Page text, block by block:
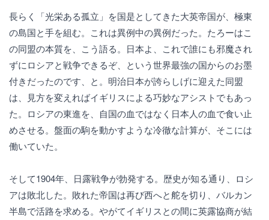
長らく「光栄ある孤立」を国是としてきた大英帝国が、極東
の島国と手を組む。これは異例中の異例だった。たろーはこ
の同盟の本質を、こう語る。日本よ、これで誰にも邪魔され
ずにロシアと戦争できるぞ、という世界最強の国からのお墨
付きだったのです、と。明治日本が誇らしげに迎えた同盟
は、見方を変えればイギリスによる巧妙なアシストでもあっ
た。ロシアの東進を、自国の血ではなく日本人の血で食い止
めさせる。盤面の駒を動かすような冷徹な計算が、そこには
働いていた。
そして1904年、日露戦争が勃発する。歴史が知る通り、ロシ
アは敗北した。敗れた帝国は再び西へと舵を切り、バルカン
半島で活路を求める。やがてイギリスとの間に英露協商が結